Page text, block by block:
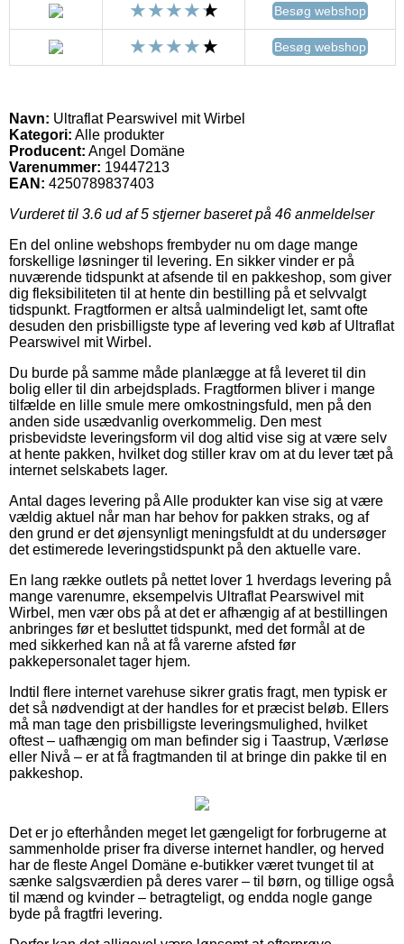
Besøg webshop
Besøg webshop
Navn: Ultraflat Pearswivel mit Wirbel
Kategori: Alle produkter
Producent: Angel Domäne
Varenummer: 19447213
EAN: 4250789837403
Vurderet til 3.6 ud af 5 stjerner baseret på 46 anmeldelser
En del online webshops frembyder nu om dage mange
forskellige løsninger til levering. En sikker vinder er på
nuværende tidspunkt at afsende til en pakkeshop, som giver
dig fleksibiliteten til at hente din bestilling på et selvvalgt
tidspunkt. Fragtformen er altså ualmindeligt let, samt ofte
desuden den prisbilligste type af levering ved køb af Ultraflat
Pearswivel mit Wirbel.
Du burde på samme måde planlægge at få leveret til din
bolig eller til din arbejdsplads. Fragtformen bliver i mange
tilfælde en lille smule mere omkostningsfuld, men på den
anden side usædvanlig overkommelig. Den mest
prisbevidste leveringsform vil dog altid vise sig at være selv
at hente pakken, hvilket dog stiller krav om at du lever tæt på
internet selskabets lager.
Antal dages levering på Alle produkter kan vise sig at være
vældig aktuel når man har behov for pakken straks, og af
den grund er det øjensynligt meningsfuldt at du undersøger
det estimerede leveringstidspunkt på den aktuelle vare.
En lang række outlets på nettet lover 1 hverdags levering på
mange varenumre, eksempelvis Ultraflat Pearswivel mit
Wirbel, men vær obs på at det er afhængig af at bestillingen
anbringes før et besluttet tidspunkt, med det formål at de
med sikkerhed kan nå at få varerne afsted før
pakkepersonalet tager hjem.
Indtil flere internet varehuse sikrer gratis fragt, men typisk er
det så nødvendigt at der handles for et præcist beløb. Ellers
må man tage den prisbilligste leveringsmulighed, hvilket
oftest – uafhængig om man befinder sig i Taastrup, Værløse
eller Nivå – er at få fragtmanden til at bringe din pakke til en
pakkeshop.
Det er jo efterhånden meget let gængeligt for forbrugerne at
sammenholde priser fra diverse internet handler, og herved
har de fleste Angel Domäne e-butikker været tvunget til at
sænke salgsværdien på deres varer – til børn, og tillige også
til mænd og kvinder – betragteligt, og endda nogle gange
byde på fragtfri levering.